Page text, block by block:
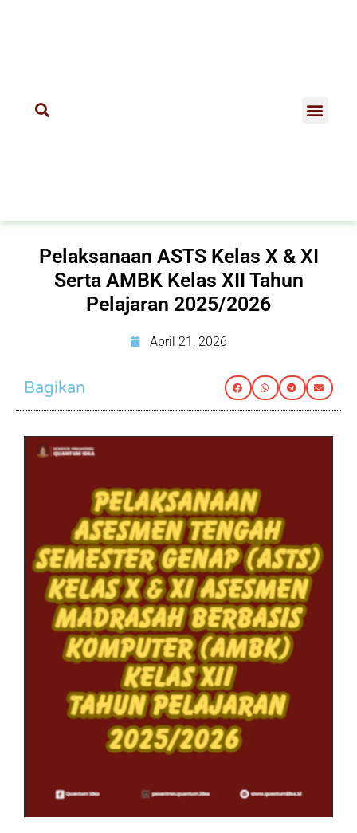
Pelaksanaan ASTS Kelas X & XI
Serta AMBK Kelas XII Tahun
Pelajaran 2025/2026
April 21, 2026
Bagikan